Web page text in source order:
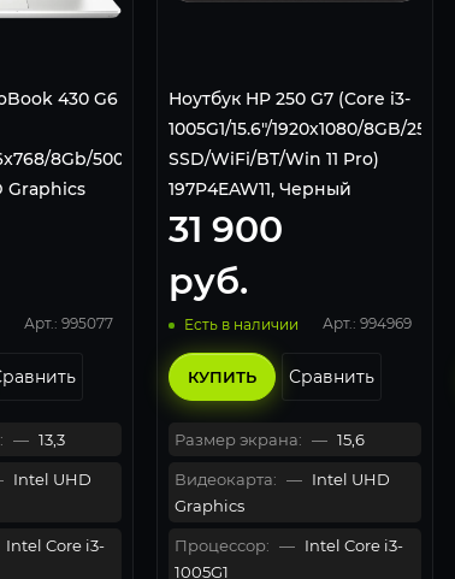
430 G6
8Gb/500Gb
Graphics
Win 11
Арт.: 995077
— 13,3
Intel UHD
Intel Core i3-
Ноутбук HP 250 G7 (Core i3-
1005G1/15.6"/1920х1080/8GB/256GB
SSD/WiFi/BT/Win 11 Pro)
197P4EAW11, Черный
31 900
руб.
Есть в наличии Арт.: 994969
КУПИТЬ Сравнить
Размер экрана: — 15,6
Видеокарта: — Intel UHD
Graphics
Процессор: — Intel Core i3-
1005G1